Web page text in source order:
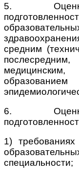
5. Оценке
средним
6. Оценка
1)
специальности;